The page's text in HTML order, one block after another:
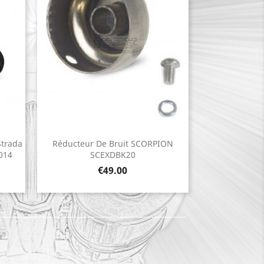
Réducteur De Bruit SCORPION
SCEXDBK20
Price
€49.00
Quick view